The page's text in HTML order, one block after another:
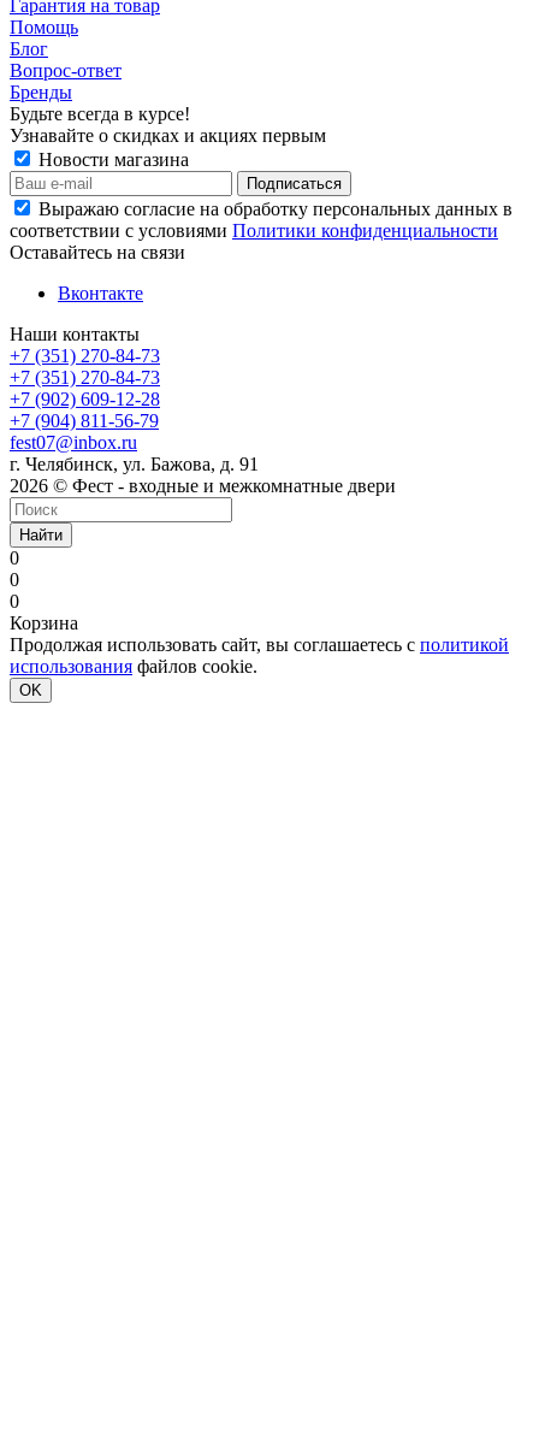
Гарантия на товар
Помощь
Блог
Вопрос-ответ
Бренды
Будьте всегда в курсе!
Узнавайте о скидках и акциях первым
Новости магазина
Выражаю согласие на обработку персональных данных в
соответствии с условиями Политики конфиденциальности
Оставайтесь на связи
Вконтакте
Наши контакты
+7 (351) 270-84-73
+7 (351) 270-84-73
+7 (902) 609-12-28
+7 (904) 811-56-79
fest07@inbox.ru
г. Челябинск, ул. Бажова, д. 91
2026 © Фест - входные и межкомнатные двери
Найти
0
0
0
Корзина
Продолжая использовать сайт, вы соглашаетесь с политикой
использования файлов cookie.
OK